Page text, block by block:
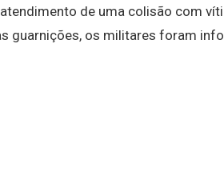
de uma colisão com
guarnições, os militares foram